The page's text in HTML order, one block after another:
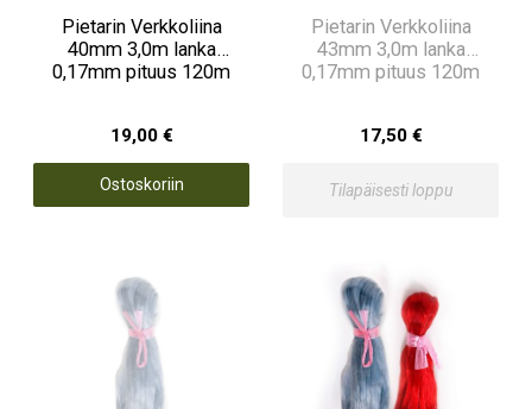
Pietarin Verkkoliina
40mm 3,0m lanka
0,17mm pituus 120m
19,00 €
Ostoskoriin
Pietarin Verkkoliina
43mm 3,0m lanka
0,17mm pituus 120m
17,50 €
Tilapäisesti loppu